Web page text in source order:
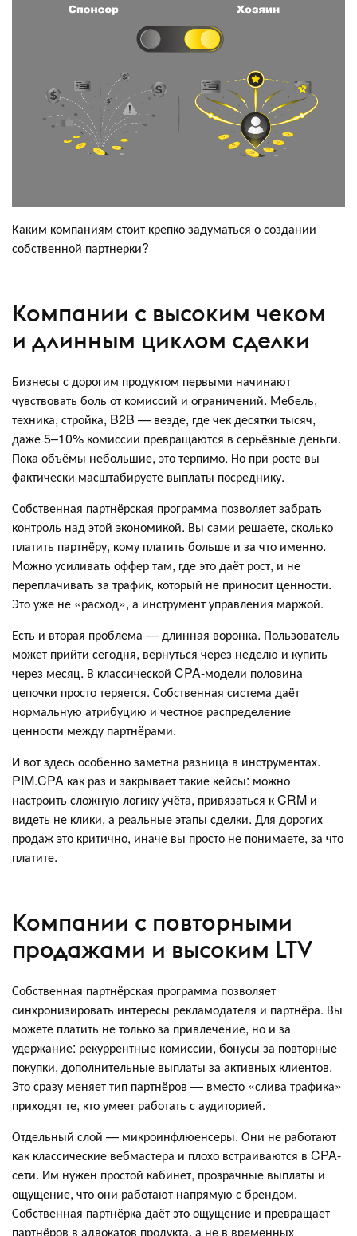
Каким компаниям стоит крепко задуматься о создании
собственной партнерки?
Компании с высоким чеком
и длинным циклом сделки
Бизнесы с дорогим продуктом первыми начинают
чувствовать боль от комиссий и ограничений. Мебель,
техника, стройка, B2B — везде, где чек десятки тысяч,
даже 5–10% комиссии превращаются в серьёзные деньги.
Пока объёмы небольшие, это терпимо. Но при росте вы
фактически масштабируете выплаты посреднику.
Собственная партнёрская программа позволяет забрать
контроль над этой экономикой. Вы сами решаете, сколько
платить партнёру, кому платить больше и за что именно.
Можно усиливать оффер там, где это даёт рост, и не
переплачивать за трафик, который не приносит ценности.
Это уже не «расход», а инструмент управления маржой.
Есть и вторая проблема — длинная воронка. Пользователь
может прийти сегодня, вернуться через неделю и купить
через месяц. В классической CPA-модели половина
цепочки просто теряется. Собственная система даёт
нормальную атрибуцию и честное распределение
ценности между партнёрами.
И вот здесь особенно заметна разница в инструментах.
PIM.CPA как раз и закрывает такие кейсы: можно
настроить сложную логику учёта, привязаться к CRM и
видеть не клики, а реальные этапы сделки. Для дорогих
продаж это критично, иначе вы просто не понимаете, за что
платите.
Компании с повторными
продажами и высоким LTV
Собственная партнёрская программа позволяет
синхронизировать интересы рекламодателя и партнёра. Вы
можете платить не только за привлечение, но и за
удержание: рекуррентные комиссии, бонусы за повторные
покупки, дополнительные выплаты за активных клиентов.
Это сразу меняет тип партнёров — вместо «слива трафика»
приходят те, кто умеет работать с аудиторией.
Отдельный слой — микроинфлюенсеры. Они не работают
как классические вебмастера и плохо встраиваются в CPA-
сети. Им нужен простой кабинет, прозрачные выплаты и
ощущение, что они работают напрямую с брендом.
Собственная партнёрка даёт это ощущение и превращает
партнёров в адвокатов продукта, а не в временных